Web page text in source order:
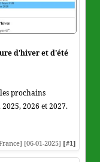
d'hiver et d'été
prochains
2026 et 2027.
[06-01-2025] [#1]